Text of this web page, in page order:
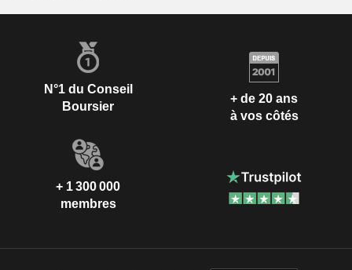
N°1 du Conseil
Boursier
+ de 20 ans
à vos côtés
+ 1 300 000
membres